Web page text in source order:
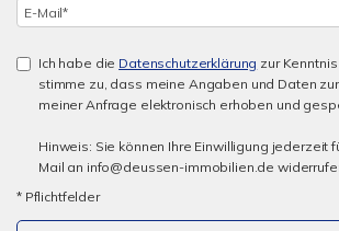
Ich habe die Datenschutzerklärung zur
stimme zu, dass meine Angaben und Daten
meiner Anfrage elektronisch erhoben und
Hinweis: Sie können Ihre Einwilligung jederzeit
Mail an info@deussen-immobilien.de
* Pflichtfelder